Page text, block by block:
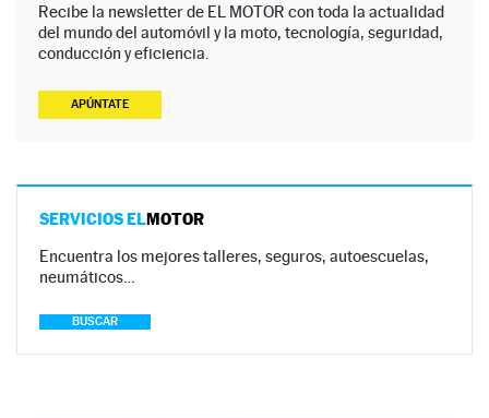
Recibe la newsletter de EL MOTOR con toda la actualidad
del mundo del automóvil y la moto, tecnología, seguridad,
conducción y eficiencia.
APÚNTATE
SERVICIOS ELMOTOR
Encuentra los mejores talleres, seguros, autoescuelas,
neumáticos…
BUSCAR